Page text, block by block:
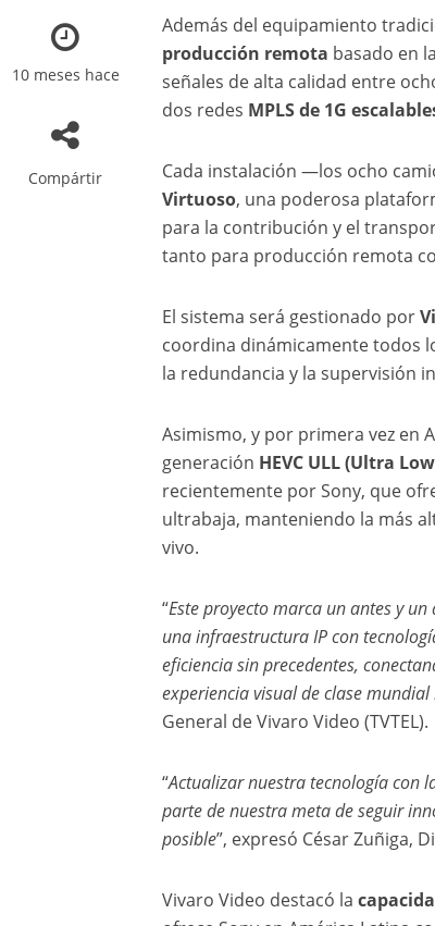
10 meses hace
Compártir
Además del equipamiento
producción remota basado en
señales de alta calidad entre
dos redes MPLS de 1G
Cada instalación —los ocho
Virtuoso, una poderosa
para la contribución y el
tanto para producción remota
El sistema será gestionado por
coordina dinámicamente todos
la redundancia y la supervisión
Asimismo, y por primera vez en
generación HEVC ULL (Ultra
recientemente por Sony, que
ultrabaja, manteniendo la más
vivo.
“Este proyecto marca un antes y
una infraestructura IP con
eficiencia sin precedentes,
experiencia visual de clase
General de Vivaro Video (TVTEL).
“Actualizar nuestra tecnología con
parte de nuestra meta de seguir
posible”, expresó César Zuñiga,
Vivaro Video destacó la